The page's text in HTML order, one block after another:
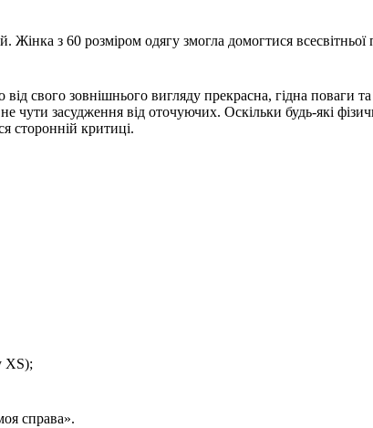
з 60 розміром одягу змогла домогтися всесвітньої
свого зовнішнього вигляду прекрасна, гідна поваги
засудження від оточуючих. Оскільки будь-які
сторонній критиці.
XS);
справа».